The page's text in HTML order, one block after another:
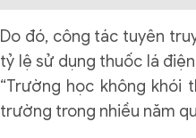
Do đó, công tác tuyên
tỷ lệ sử dụng thuốc lá
“Trường học không khói
trường trong nhiều năm